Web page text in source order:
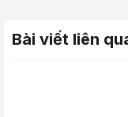
Bài viết liên